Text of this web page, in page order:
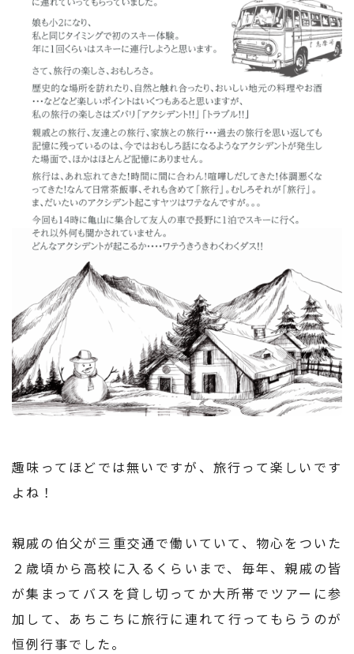
趣味ってほどでは無いですが、旅行って楽しいです
よね！
親戚の伯父が三重交通で働いていて、物心をついた
２歳頃から高校に入るくらいまで、毎年、親戚の皆
が集まってバスを貸し切ってか大所帯でツアーに参
加して、あちこちに旅行に連れて行ってもらうのが
恒例行事でした。